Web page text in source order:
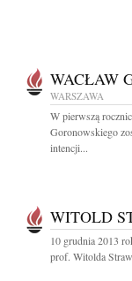
WACŁAW
WARSZAWA
W pierwszą
Goronowskiego
intencji...
WITOLD
10 grudnia 2013
prof. Witolda